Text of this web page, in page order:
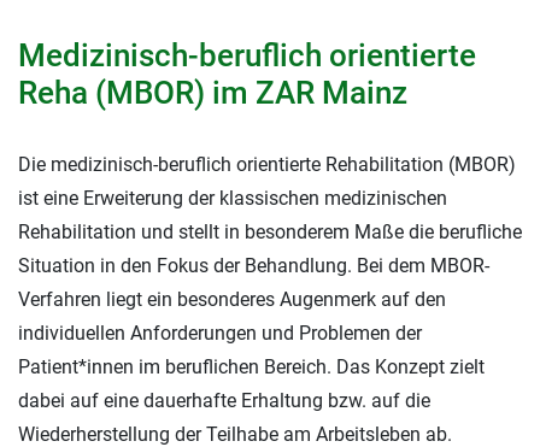
Medizinisch-beruflich orientierte
Reha (MBOR) im ZAR Mainz
Die medizinisch-beruflich orientierte Rehabilitation (MBOR)
ist eine Erweiterung der klassischen medizinischen
Rehabilitation und stellt in besonderem Maße die berufliche
Situation in den Fokus der Behandlung. Bei dem MBOR-
Verfahren liegt ein besonderes Augenmerk auf den
individuellen Anforderungen und Problemen der
Patient*innen im beruflichen Bereich. Das Konzept zielt
dabei auf eine dauerhafte Erhaltung bzw. auf die
Wiederherstellung der Teilhabe am Arbeitsleben ab.